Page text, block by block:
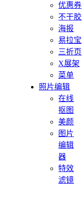
优惠券
不干胶
海报
易拉宝
三折页
X展架
菜单
照片编辑
在线
抠图
美颜
图片
编辑
器
特效
滤镜